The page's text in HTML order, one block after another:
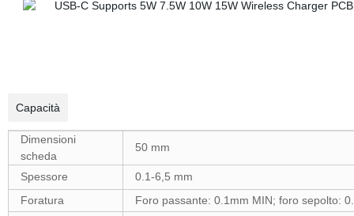
Capacità
Dimensioni
scheda
50 mm
Spessore
0.1-6,5 mm
Foratura
Foro passante: 0.1mm MIN; foro sepolto: